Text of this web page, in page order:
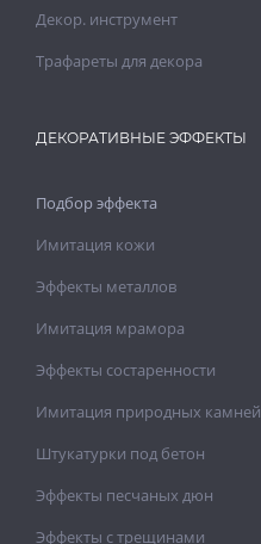
Декор. инструмент
Трафареты для декора
ДЕКОРАТИВНЫЕ ЭФФЕКТЫ
Подбор эффекта
Имитация кожи
Эффекты металлов
Имитация мрамора
Эффекты состаренности
Имитация природных камней
Штукатурки под бетон
Эффекты песчаных дюн
Эффекты с трещинами